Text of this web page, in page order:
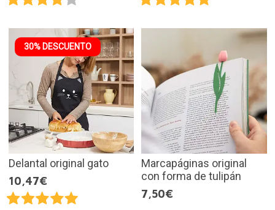
30% DESCUENTO
Delantal original gato
10,47€
Marcapáginas original
con forma de tulipán
7,50€